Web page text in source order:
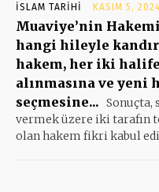
İSLAM TARIHI KASIM 5, 2024
Muaviye’nin
hangi hileyle
hakem, her iki
alınmasına ve
seçmesine...
vermek üzere iki tarafın
olan hakem fikri kabul